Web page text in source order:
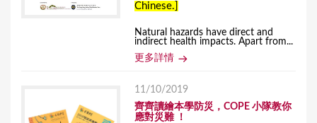
Chinese.]
Natural hazards have direct and
indirect health impacts. Apart from...
更多詳情
11/10/2019
齊齊讀繪本學防災，COPE 小隊教你
應對災難 ！